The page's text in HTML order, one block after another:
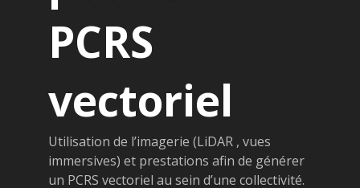
PCRS
vectoriel
Utilisation de l’imagerie (LiDAR , vues
immersives) et prestations afin de générer
un PCRS vectoriel au sein d’une collectivité.